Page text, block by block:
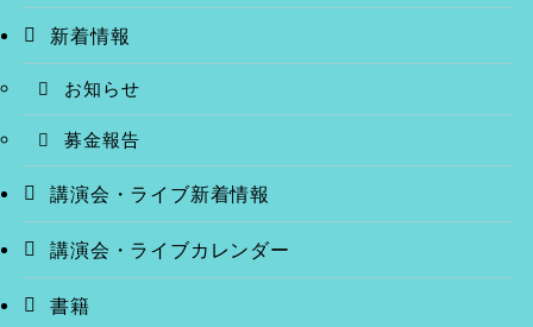
新着情報
お知らせ
募金報告
講演会・ライブ新着情報
講演会・ライブカレンダー
書籍